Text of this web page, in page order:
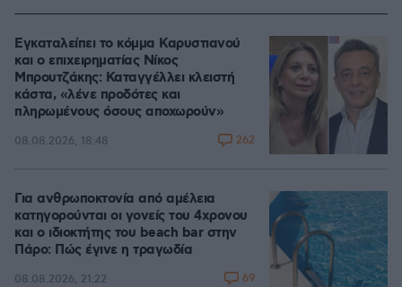
Εγκαταλείπει το κόμμα Καρυστιανού
και ο επιχειρηματίας Νίκος
Μπρουτζάκης: Καταγγέλλει κλειστή
κάστα, «λένε προδότες και
πληρωμένους όσους αποχωρούν»
08.08.2026, 18:48 262
Για ανθρωποκτονία από αμέλεια
κατηγορούνται οι γονείς του 4χρονου
και ο ιδιοκτήτης του beach bar στην
Πάρο: Πώς έγινε η τραγωδία
08.08.2026, 21:22 69